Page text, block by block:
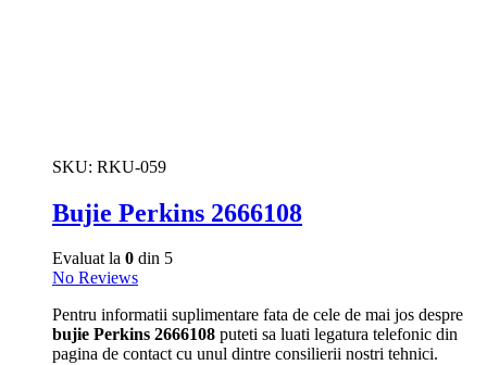
SKU: RKU-059
Bujie Perkins 2666108
Evaluat la 0 din 5
No Reviews
Pentru informatii suplimentare fata de cele de mai jos despre
bujie Perkins 2666108 puteti sa luati legatura telefonic din
pagina de contact cu unul dintre consilierii nostri tehnici.